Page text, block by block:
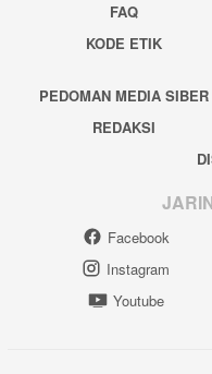
FAQ
KODE ETIK
PEDOMAN MEDIA SIBER
REDAKSI
Facebook
Instagram
Youtube